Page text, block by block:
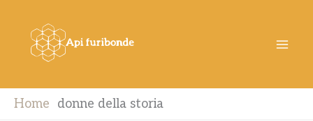
contenuto
Home donne della storia